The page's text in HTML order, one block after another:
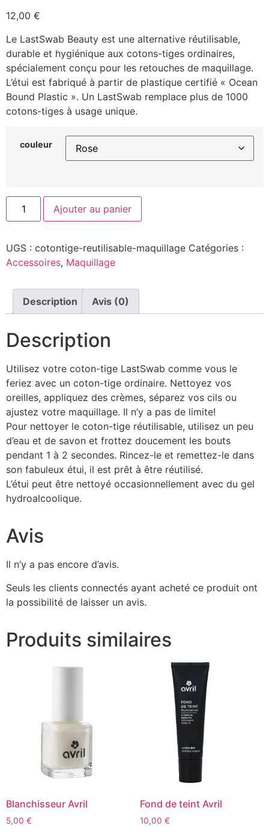
12,00 €
Le LastSwab Beauty est une alternative réutilisable,
durable et hygiénique aux cotons-tiges ordinaires,
spécialement conçu pour les retouches de maquillage.
L’étui est fabriqué à partir de plastique certifié « Ocean
Bound Plastic ». Un LastSwab remplace plus de 1000
cotons-tiges à usage unique.
couleur
Ajouter au panier
UGS : cotontige-reutilisable-maquillage Catégories :
Accessoires, Maquillage
Description Avis (0)
Description
Utilisez votre coton-tige LastSwab comme vous le
feriez avec un coton-tige ordinaire. Nettoyez vos
oreilles, appliquez des crèmes, séparez vos cils ou
ajustez votre maquillage. Il n’y a pas de limite!
Pour nettoyer le coton-tige réutilisable, utilisez un peu
d’eau et de savon et frottez doucement les bouts
pendant 1 à 2 secondes. Rincez-le et remettez-le dans
son fabuleux étui, il est prêt à être réutilisé.
L’étui peut être nettoyé occasionnellement avec du gel
hydroalcoolique.
Avis
Il n’y a pas encore d’avis.
Seuls les clients connectés ayant acheté ce produit ont
la possibilité de laisser un avis.
Produits similaires
Blanchisseur Avril
5,00 €
Fond de teint Avril
10,00 €